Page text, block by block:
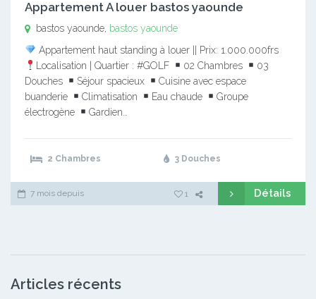
Appartement A louer bastos yaounde
bastos yaounde, bastos yaounde
Appartement haut standing à louer || Prix: 1.000.000frs
Localisation | Quartier : #GOLF
02 Chambres
03
Douches
Séjour spacieux
Cuisine avec espace
buanderie
Climatisation Eau chaude
Groupe
électrogène
Gardien…
2 Chambres 3 Douches
7 mois depuis 1 Détails
Articles récents